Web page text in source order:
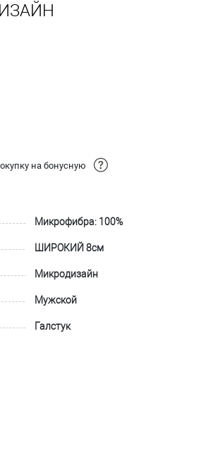
на бонусную
Микрофибра: 100%
ШИРОКИЙ 8см
Микродизайн
Мужской
Галстук